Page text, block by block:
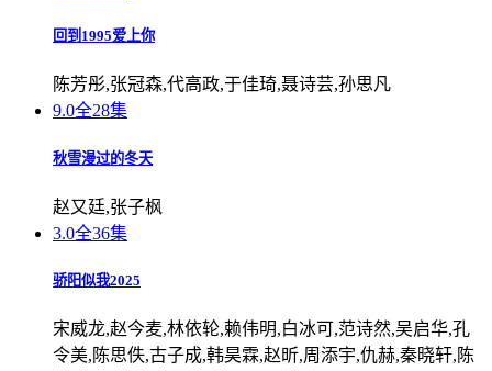
回到1995爱上你
陈芳彤,张冠森,代高政,于佳琦,聂诗芸,孙思凡
9.0全28集
秋雪漫过的冬天
赵又廷,张子枫
3.0全36集
骄阳似我2025
宋威龙,赵今麦,林依轮,赖伟明,白冰可,范诗然,吴启华,孔
令美,陈思佚,古子成,韩昊霖,赵昕,周添宇,仇赫,秦晓轩,陈